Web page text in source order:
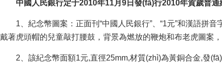
中國人民銀行定于2010年11月9日發(fā)行2010年賀歲普通紀念
1、紀念幣圖案：正面刊“中國人民銀行”、“1元”和漢語
戴著虎頭帽的兒童敲打腰鼓，背景為燃放的鞭炮和布老虎圖案
2、該紀念幣面額1元,直徑25mm,材質(zhì)為黃銅合金,發(fā)